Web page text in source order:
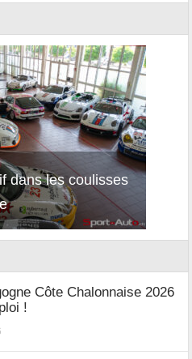
dans les coulisses
Côte Chalonnaise 2026
!